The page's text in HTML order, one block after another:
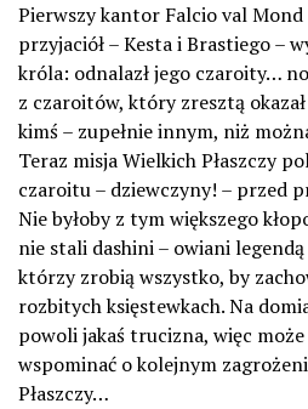
Pierwszy kantor Falcio val
przyjaciół – Kesta i Brastiego –
króla: odnalazł jego czaroity…
z czaroitów, który zresztą okazał
kimś – zupełnie innym, niż
Teraz misja Wielkich Płaszczy
czaroitu – dziewczyny! – przed
Nie byłoby z tym większego
nie stali dashini – owiani legendą
którzy zrobią wszystko, by
rozbitych księstewkach. Na
powoli jakaś trucizna, więc
wspominać o kolejnym
Płaszczy…